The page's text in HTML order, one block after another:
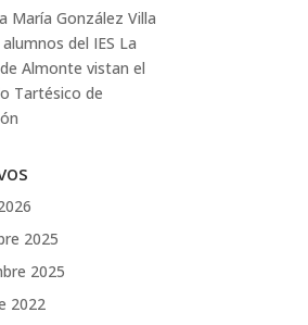
María González Villa
del IES La
Almonte vistan el
Tartésico de
2025
2025
2022